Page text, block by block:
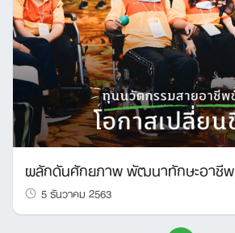
ผลักดันศักยภาพ พัฒนาทักษะอาชีพ
5 ธันวาคม 2563